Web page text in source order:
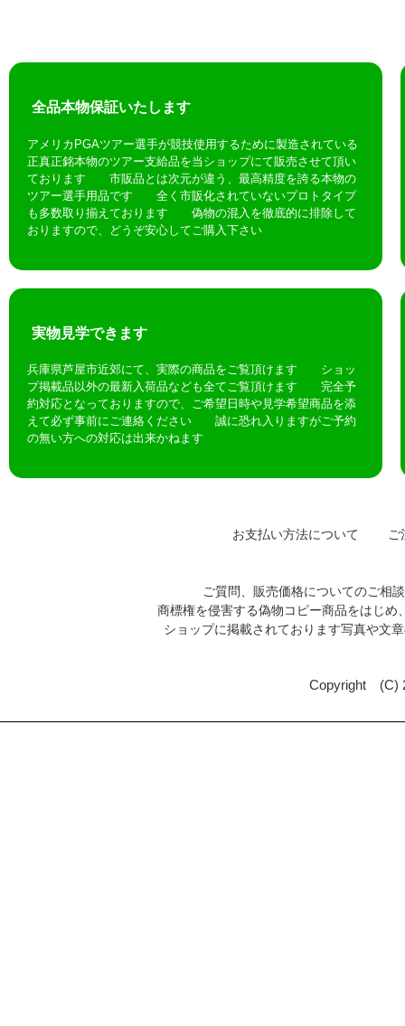
全品本物保証いたします
アメリカPGAツアー選手が競技使用するために製造されている
正真正銘本物のツアー支給品を当ショップにて販売させて頂い
ております 市販品とは次元が違う、最高精度を誇る本物の
ツアー選手用品です 全く市販化されていないプロトタイプ
も多数取り揃えております 偽物の混入を徹底的に排除して
おりますので、どうぞ安心してご購入下さい
実物見学できます
兵庫県芦屋市近郊にて、実際の商品をご覧頂けます ショッ
プ掲載品以外の最新入荷品なども全てご覧頂けます 完全予
約対応となっておりますので、ご希望日時や見学希望商品を添
えて必ず事前にご連絡ください 誠に恐れ入りますがご予約
の無い方への対応は出来かねます
お支払い方法について ご
ご質問、販売価格についてのご相
商標権を侵害する偽物コピー商品をはじ
ショップに掲載されております写真や
Copyright (C)